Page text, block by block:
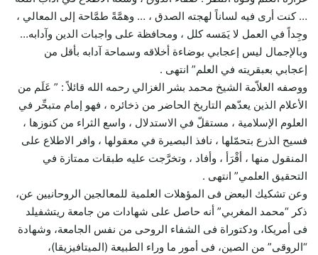
… كنت أرى فيه لساناً لهجته الصدق ، … وهمَّةً طمَّاحة إلى المعالي ،
وجِداً في العمل لا يَمَسه كلل ، ومحافظة على واجبات الدين وآدابه…
وبالإجمال ليس إعجابي بوضاءة أخلاقه وسماحة آدابه بأقل من
إعجابي بعبقريته في العلم” انتهى .
ووصفه العلاّمة الشيخ محمد بشر الغزالي رحمه الله قائلاً : ” عَلَم من
الأعلام الذين يعدّهم التاريخ الحاضر من ذخائره ، فهو إمام متبحِّر في
العلوم الإسلامية ، مستقلّ في الاستدلال ، واسع الثراء من كنوزها ،
فسيح الذرع بتحمّلها ، نافذ البصيرة في معقولها ، وافر الاطلاع على
المنقول منها ، أقْرَأ ، وأفاد ، وتخرَّجت عليه طبقات ممتازة في
التحقيق العلمي” انتهى .
وعن تشكيك البعض فى المؤهلات العلمية للمعالجين الروحانيين عن،
ذكر “محمد المغربي” أنه حاصل على شهادات من جامعة ريتشفيلد
فى أمريكا، ودكتوراة فى الشفاء الروحى من نفس الجامعة، وشهادة
“الروقى” من الصين، فى أمور ما وراء الطبيعة (الميتافيزيقا)،